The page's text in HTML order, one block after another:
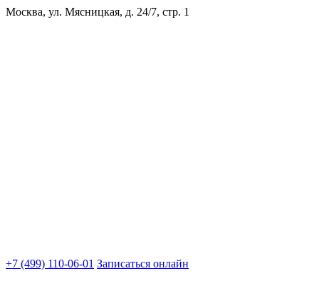
Москва, ул. Мясницкая, д. 24/7, стр. 1
+7 (499) 110-06-01 Записаться онлайн